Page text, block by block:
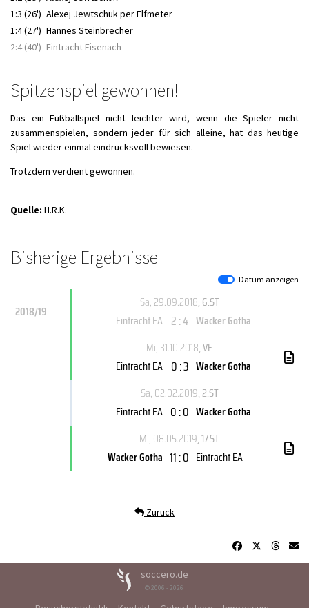
1:3 (26') Alexej Jewtschuk per Elfmeter
1:4 (27') Hannes Steinbrecher
2:4 (40') Eintracht Eisenach
Spitzenspiel gewonnen!
Das ein Fußballspiel nicht leichter wird, wenn die Spieler nicht
zusammenspielen, sondern jeder für sich alleine, hat das heutige
Spiel wieder einmal eindrucksvoll bewiesen.
Trotzdem verdient gewonnen.
Quelle: H.R.K.
Bisherige Ergebnisse
Datum anzeigen
2018/19
Sa, 29.09.2018, 6.ST
Eintracht EA 2 : 4 Wacker Gotha
Mi, 31.10.2018, VF
Eintracht EA 0 : 3 Wacker Gotha
Sa, 02.02.2019, 2.ST
Eintracht EA 0 : 0 Wacker Gotha
Mi, 08.05.2019, 17.ST
Wacker Gotha 11 : 0 Eintracht EA
Zurück
soccero.de
© 2006 - 2026